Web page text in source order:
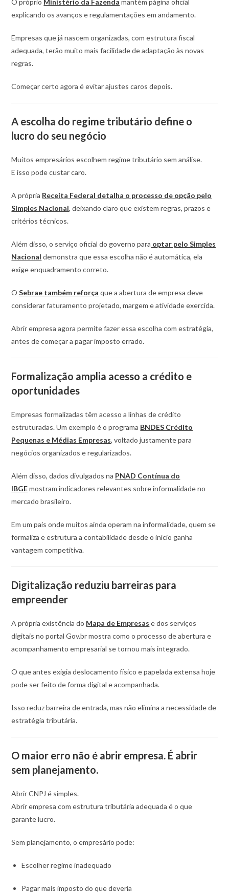
O próprio Ministério da Fazenda mantém página oficial
explicando os avanços e regulamentações em andamento.
Empresas que já nascem organizadas, com estrutura fiscal
adequada, terão muito mais facilidade de adaptação às novas
regras.
Começar certo agora é evitar ajustes caros depois.
A escolha do regime tributário define o
lucro do seu negócio
Muitos empresários escolhem regime tributário sem análise.
E isso pode custar caro.
A própria Receita Federal detalha o processo de opção pelo
Simples Nacional, deixando claro que existem regras, prazos e
critérios técnicos.
Além disso, o serviço oficial do governo para optar pelo Simples
Nacional demonstra que essa escolha não é automática, ela
exige enquadramento correto.
OSebrae também reforça que a abertura de empresa deve
considerar faturamento projetado, margem e atividade exercida.
Abrir empresa agora permite fazer essa escolha com estratégia,
antes de começar a pagar imposto errado.
Formalização amplia acesso a crédito e
oportunidades
Empresas formalizadas têm acesso a linhas de crédito
estruturadas. Um exemplo é o programa BNDES Crédito
Pequenas e Médias Empresas, voltado justamente para
negócios organizados e regularizados.
Além disso, dados divulgados na PNAD Contínua do
IBGEmostram indicadores relevantes sobre informalidade no
mercado brasileiro.
Em um país onde muitos ainda operam na informalidade, quem se
formaliza e estrutura a contabilidade desde o início ganha
vantagem competitiva.
Digitalização reduziu barreiras para
empreender
A própria existência do Mapa de Empresas e dos serviços
digitais no portal Gov.br mostra como o processo de abertura e
acompanhamento empresarial se tornou mais integrado.
O que antes exigia deslocamento físico e papelada extensa hoje
pode ser feito de forma digital e acompanhada.
Isso reduz barreira de entrada, mas não elimina a necessidade de
estratégia tributária.
O maior erro não é abrir empresa. É abrir
sem planejamento.
Abrir CNPJ é simples.
Abrir empresa com estrutura tributária adequada é o que
garante lucro.
Sem planejamento, o empresário pode:
Escolher regime inadequado
Pagar mais imposto do que deveria